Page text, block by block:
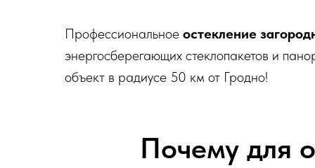
Профессиональное остекление
энергосберегающих стеклопакетов и
объект в радиусе 50 км от Гродно!
Почему для